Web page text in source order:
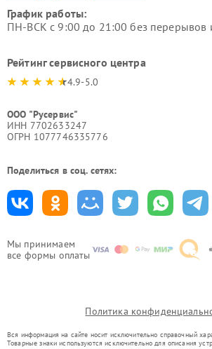
Мы принимаем
все формы оплаты
График работы:
ПН-ВСК с 9:00 до 21:00 без перерывов
Рейтинг сервисного центра
4.9-5.0
ООО "Русервис"
ИНН 7702633247
ОГРН 1077746335776
Поделиться в соц. сетях:
Политика
Вся информация на сайте носит исключительно справочный
Товарные знаки используются исключительно для описания